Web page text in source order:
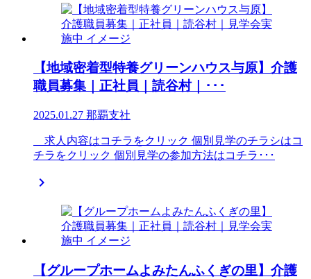
【地域密着型特養グリーンハウス与原】介護
職員募集｜正社員｜読谷村｜･･･
2025.01.27 那覇支社
求人内容はコチラをクリック 個別見学のチラシはコ
チラをクリック 個別見学の参加方法はコチラ･･･

【グループホームよみたんふくぎの里】介護